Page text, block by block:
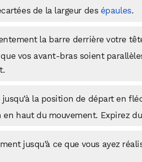
de la largeur des épaules.
la barre derrière votre
que vos avant-bras soient
la position de départ en
haut du mouvement. Expirez
jusqu’à ce que vous ayez